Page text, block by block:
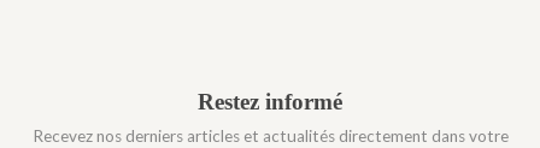
Restez informé
Recevez nos derniers articles et actualités directement dans votre